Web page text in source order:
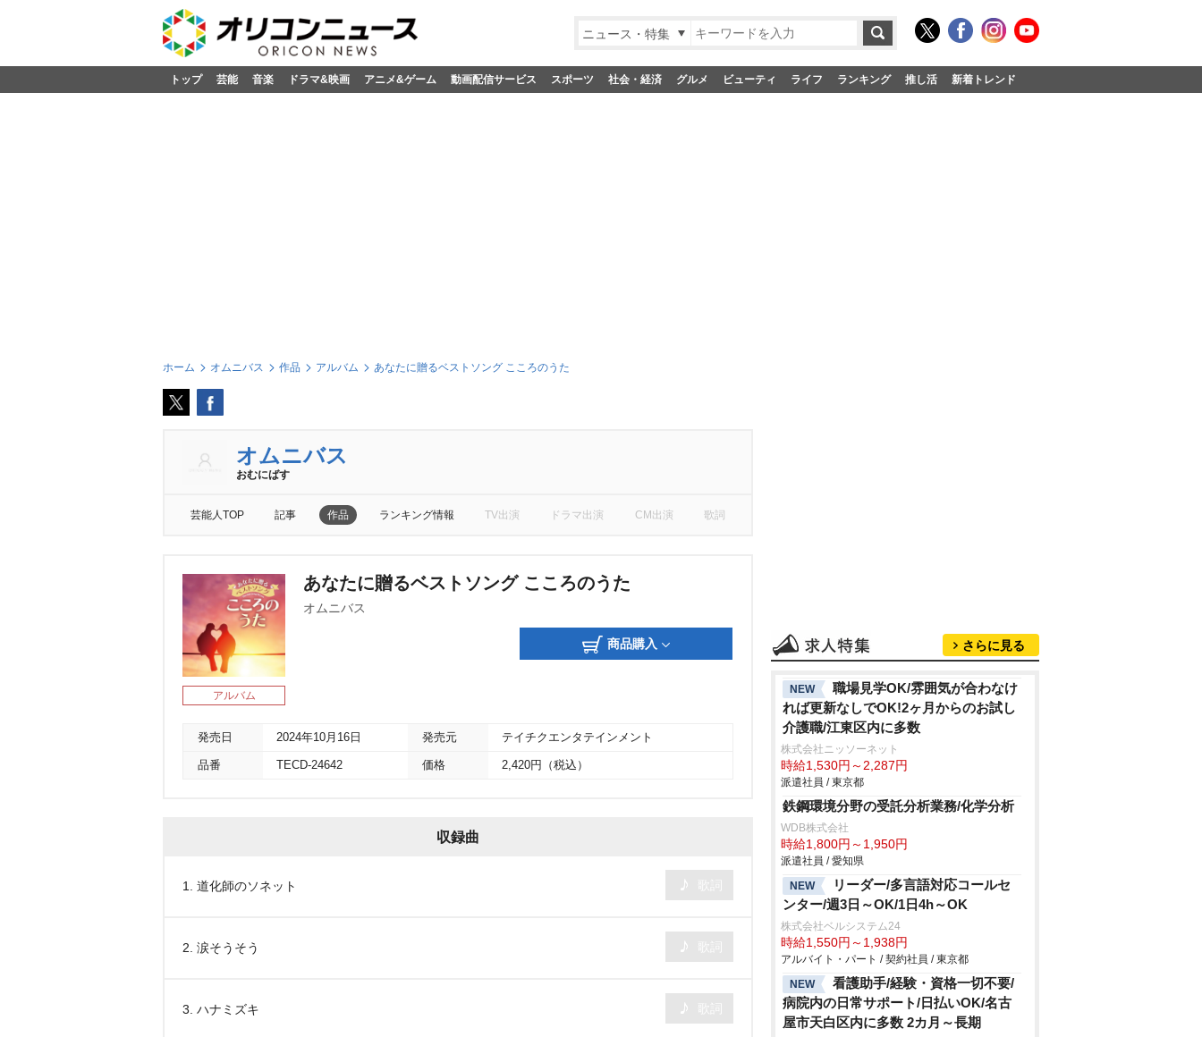
ニュース・特集
トップ 芸能 音楽 ドラマ&映画 アニメ&ゲーム 動画配信サービス スポーツ 社会・経済 グルメ ビューティ ライフ ランキング 推し活 新着トレンド
ホーム オムニバス 作品 アルバム あなたに贈るベストソング こころのうた
オムニバス
おむにばす
芸能人TOP 記事 作品 ランキング情報 TV出演 ドラマ出演 CM出演 歌詞
アルバム
あなたに贈るベストソング こころのうた
オムニバス
商品購入
発売日 2024年10月16日 発売元 テイチクエンタテインメント
品番 TECD-24642 価格 2,420円（税込）
収録曲
1. 道化師のソネット
2. 涙そうそう
3. ハナミズキ
さらに見る
NEW
職場見学OK/雰囲気が合わなけ
れば更新なしでOK!2ヶ月からのお試し
介護職/江東区内に多数
株式会社ニッソーネット
時給1,530円～2,287円
派遣社員 / 東京都
鉄鋼環境分野の受託分析業務/化学分析
WDB株式会社
時給1,800円～1,950円
派遣社員 / 愛知県
NEW
リーダー/多言語対応コールセ
ンター/週3日～OK/1日4h～OK
株式会社ベルシステム24
時給1,550円～1,938円
アルバイト・パート / 契約社員 / 東京都
NEW
看護助手/経験・資格一切不要/
病院内の日常サポート/日払いOK/名古
屋市天白区内に多数 2カ月～長期